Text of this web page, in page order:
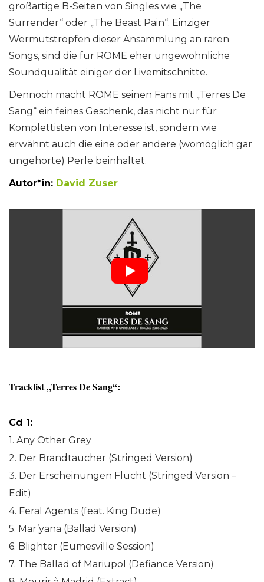
großartige B-Seiten von Singles wie „The
Surrender“ oder „The Beast Pain“. Einziger
Wermutstropfen dieser Ansammlung an raren
Songs, sind die für ROME eher ungewöhnliche
Soundqualität einiger der Livemitschnitte.
Dennoch macht ROME seinen Fans mit „Terres De
Sang“ ein feines Geschenk, das nicht nur für
Komplettisten von Interesse ist, sondern wie
erwähnt auch die eine oder andere (womöglich gar
ungehörte) Perle beinhaltet.
Autor*in: David Zuser
Tracklist „Terres De Sang“:
Cd 1:
1. Any Other Grey
2. Der Brandtaucher (Stringed Version)
3. Der Erscheinungen Flucht (Stringed Version –
Edit)
4. Feral Agents (feat. King Dude)
5. Mar’yana (Ballad Version)
6. Blighter (Eumesville Session)
7. The Ballad of Mariupol (Defiance Version)